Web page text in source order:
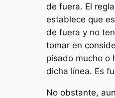
de fuera. El
establece que
de fuera y no
tomar en
pisado mucho o
dicha línea. Es
No obstante,